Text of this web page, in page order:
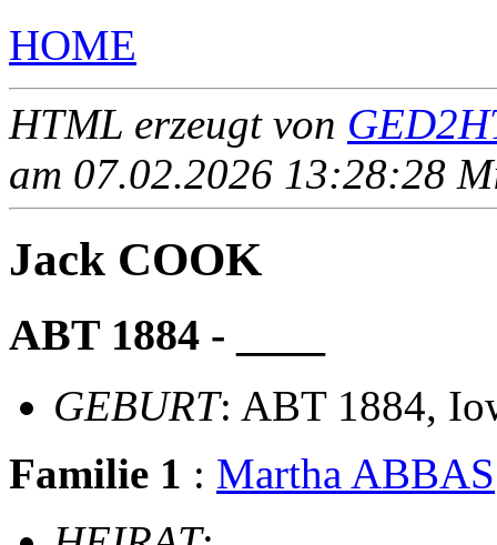
HOME
HTML erzeugt von
am 07.02.2026 13:28:28
Jack COOK
ABT 1884 - ____
GEBURT: ABT 1884,
Familie 1 : Martha ABBAS